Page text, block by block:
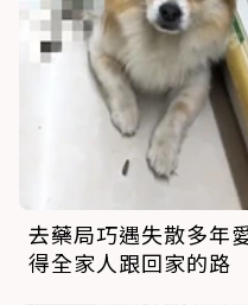
去藥局巧遇失散多年
得全家人跟回家的路